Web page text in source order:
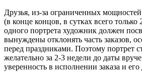
Друзья, из-за ограниченных
(в конце концов, в сутках всего только
одного портрета художник должен
вынуждены отклонять часть заказов,
перед праздниками. Поэтому портрет
желательно за 2-3 недели до даты
уверенность в исполнении заказа и его